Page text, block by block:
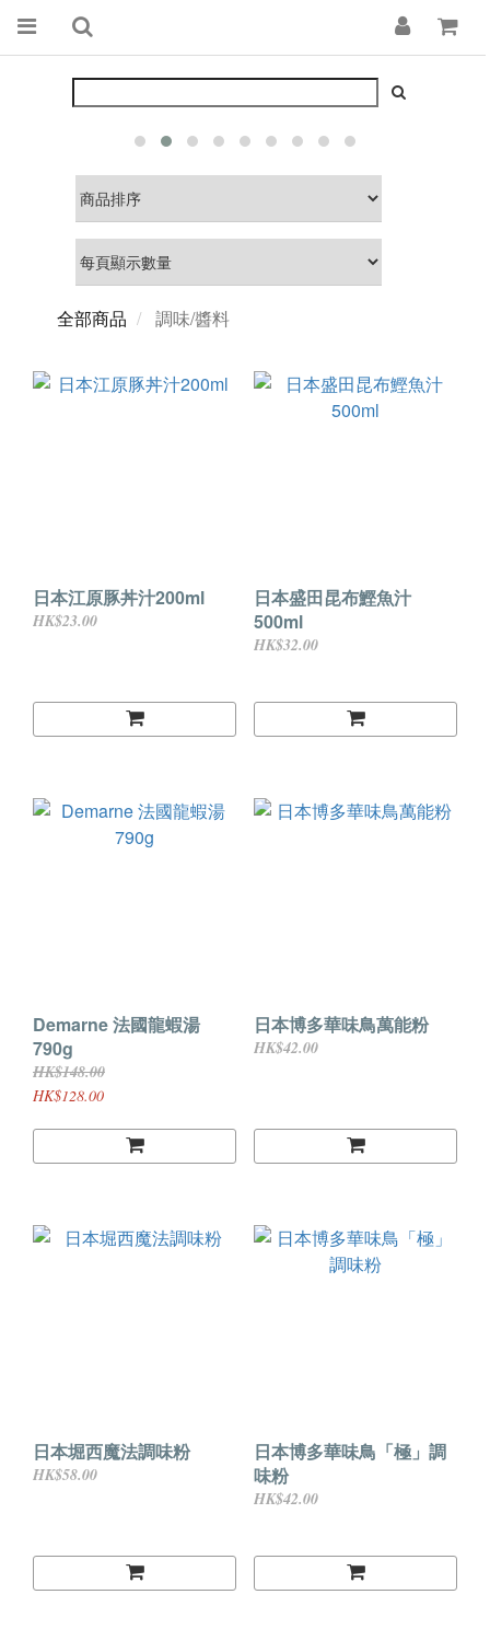
全部商品 調味/醬料
日本江原豚丼汁200ml
HK$23.00
日本盛田昆布鰹魚汁
500ml
HK$32.00
Demarne 法國龍蝦湯
790g
HK$148.00
HK$128.00
日本博多華味鳥萬能粉
HK$42.00
日本堀西魔法調味粉
HK$58.00
日本博多華味鳥「極」調
味粉
HK$42.00